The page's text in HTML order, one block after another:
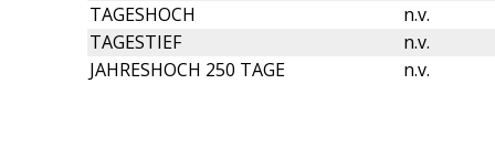
TAGESHOCH
n.v.
TAGESTIEF
n.v.
JAHRESHOCH 250 TAGE
n.v.